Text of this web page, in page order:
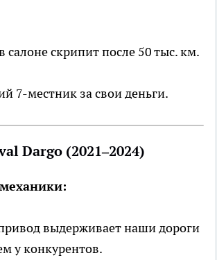
салоне скрипит после 50 тыс. км.
7-местник за свои деньги.
Dargo (2021–2024)
выдерживает наши дороги
у конкурентов.